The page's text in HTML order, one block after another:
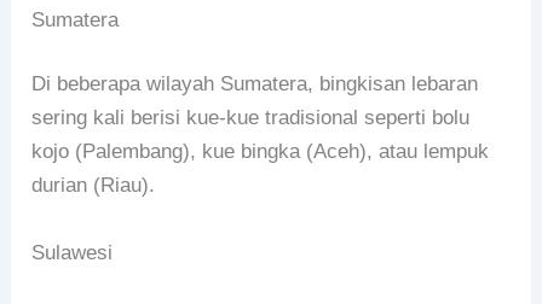
Sumatera
Di beberapa wilayah Sumatera, bingkisan lebaran
sering kali berisi kue-kue tradisional seperti bolu
kojo (Palembang), kue bingka (Aceh), atau lempuk
durian (Riau).
Sulawesi